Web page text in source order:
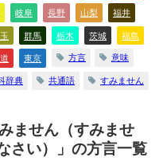
岐阜 長野 山梨 福井
群馬 栃木 茨城 福島
東京 方言 意味
辞典 共通語 すみません
ません（すみませ
さい）」の方言一覧